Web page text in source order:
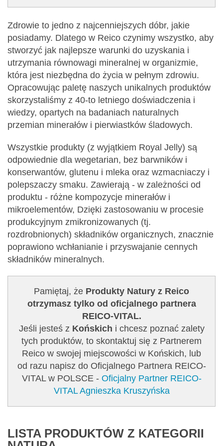
Zdrowie to jedno z najcenniejszych dóbr, jakie
posiadamy. Dlatego w Reico czynimy wszystko, aby
stworzyć jak najlepsze warunki do uzyskania i
utrzymania równowagi mineralnej w organizmie,
która jest niezbędna do życia w pełnym zdrowiu.
Opracowując paletę naszych unikalnych produktów
skorzystaliśmy z 40-to letniego doświadczenia i
wiedzy, opartych na badaniach naturalnych
przemian minerałów i pierwiastków śladowych.
Wszystkie produkty (z wyjątkiem Royal Jelly) są
odpowiednie dla wegetarian, bez barwników i
konserwantów, glutenu i mleka oraz wzmacniaczy i
polepszaczy smaku. Zawierają - w zależności od
produktu - różne kompozycje minerałów i
mikroelementów, Dzięki zastosowaniu w procesie
produkcyjnym zmikronizowanych (tj.
rozdrobnionych) składników organicznych, znacznie
poprawiono wchłanianie i przyswajanie cennych
składników mineralnych.
Pamiętaj, że Produkty Natury z Reico
otrzymasz tylko od oficjalnego partnera
REICO-VITAL.
Jeśli jesteś z Końskich i chcesz poznać zalety
tych produktów, to skontaktuj się z Partnerem
Reico w swojej miejscowości w Końskich, lub
od razu napisz do Oficjalnego Partnera REICO-
VITAL w POLSCE - Oficjalny Partner REICO-
VITAL Agnieszka Kruszyńska
LISTA PRODUKTÓW Z KATEGORII